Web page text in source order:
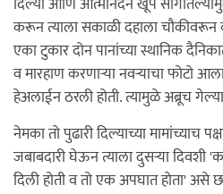
करून त्याला सकाळी दहाला
एका टुकार दोन पानांच्या स्थानिक
व मारहाण करणार्‍या नवर्‍याचा फोटो
हेअलाईन ठरली होती. त्यामुळे अब्रूच
नेमका तो पुढारी दिल्याच्या मामांच्याच
जबाबदारी घेऊन त्याला दुसर्‍या दिवशी
दिली होती व तो एक अपघात होता'